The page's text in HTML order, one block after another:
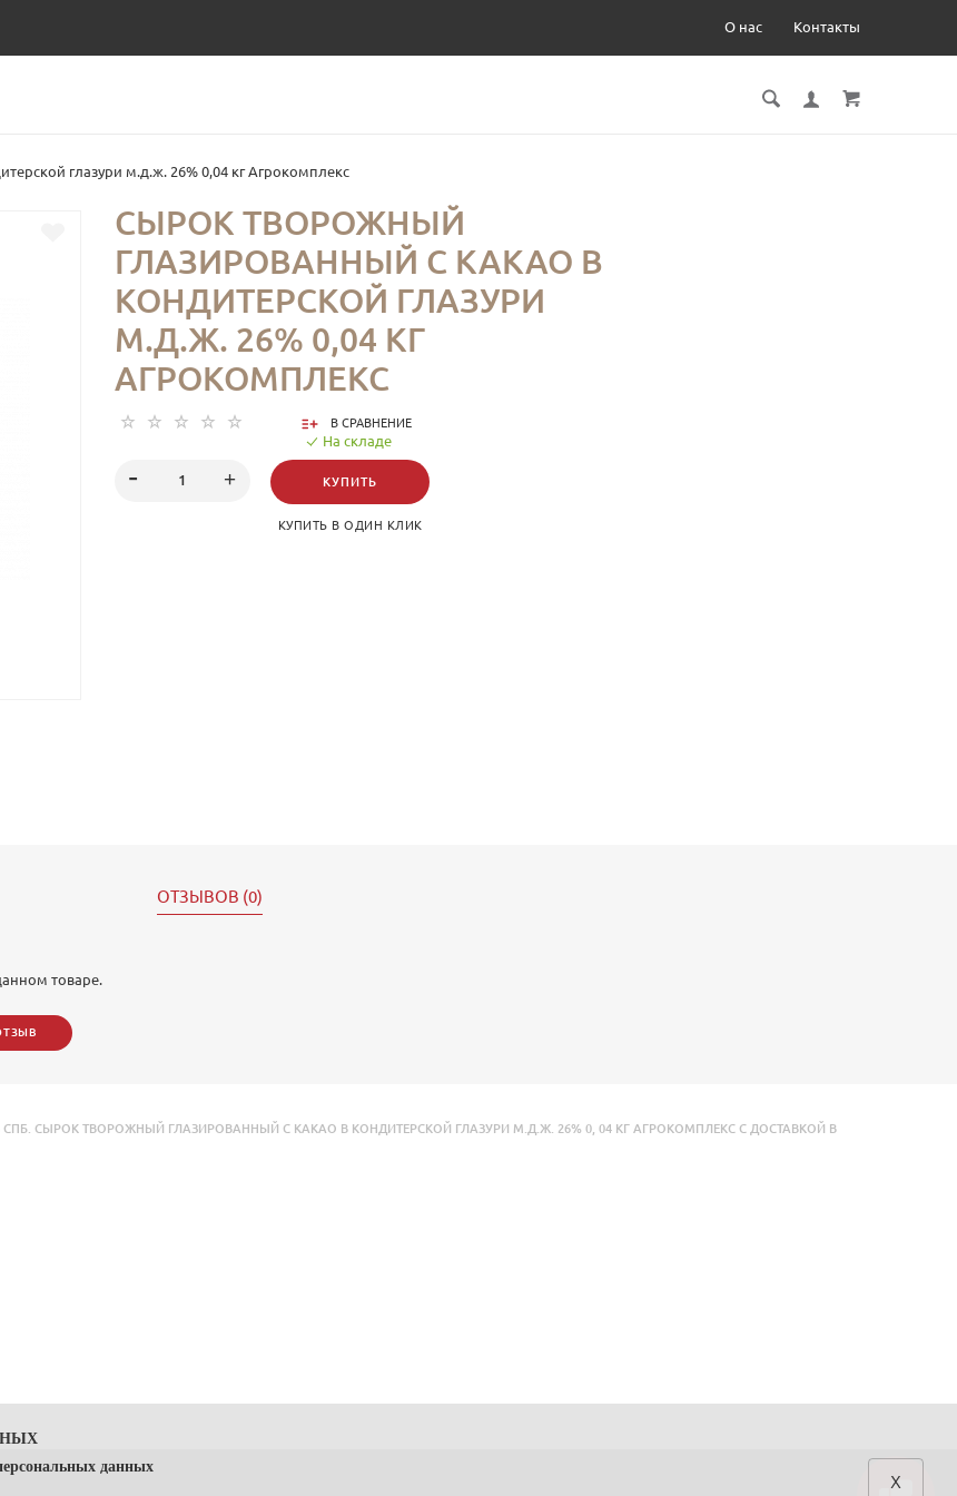
О нас Контакты
глазури м.д.ж. 26% 0,04 кг Агрокомплекс
СЫРОК ТВОРОЖНЫЙ
ГЛАЗИРОВАННЫЙ С КАКАО В
КОНДИТЕРСКОЙ ГЛАЗУРИ
М.Д.Ж. 26% 0,04 КГ
АГРОКОМПЛЕКС
В СРАВНЕНИЕ
На складе
КУПИТЬ
КУПИТЬ В ОДИН КЛИК
ОТЗЫВОВ (0)
товаре.
СЫРОК ТВОРОЖНЫЙ ГЛАЗИРОВАННЫЙ С КАКАО В КОНДИТЕРСКОЙ ГЛАЗУРИ М.Д.Ж. 26% 0 04 КГ АГРОКОМПЛЕКС С ДОСТАВКОЙ В
данных
x